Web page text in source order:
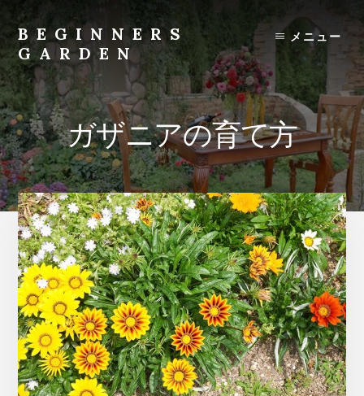
content
BEGINNERS
GARDEN
植
物
の
種
類
や
育
て
方
の
紹
介
を
行
い
ま
す
メニュー
ガザニアの育て方